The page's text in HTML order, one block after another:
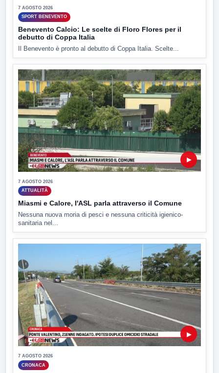
7 AGOSTO 2026
SPORT BENEVENTO
Benevento Calcio: Le scelte di Floro Flores per il
debutto di Coppa Italia
Il Benevento è pronto al debutto di Coppa Italia. Scelte...
▶
7 AGOSTO 2026
ATTUALITÀ
Miasmi e Calore, l'ASL parla attraverso il Comune
Nessuna nuova moria di pesci e nessuna criticità igienico-
sanitaria nel...
▶
7 AGOSTO 2026
CRONACA